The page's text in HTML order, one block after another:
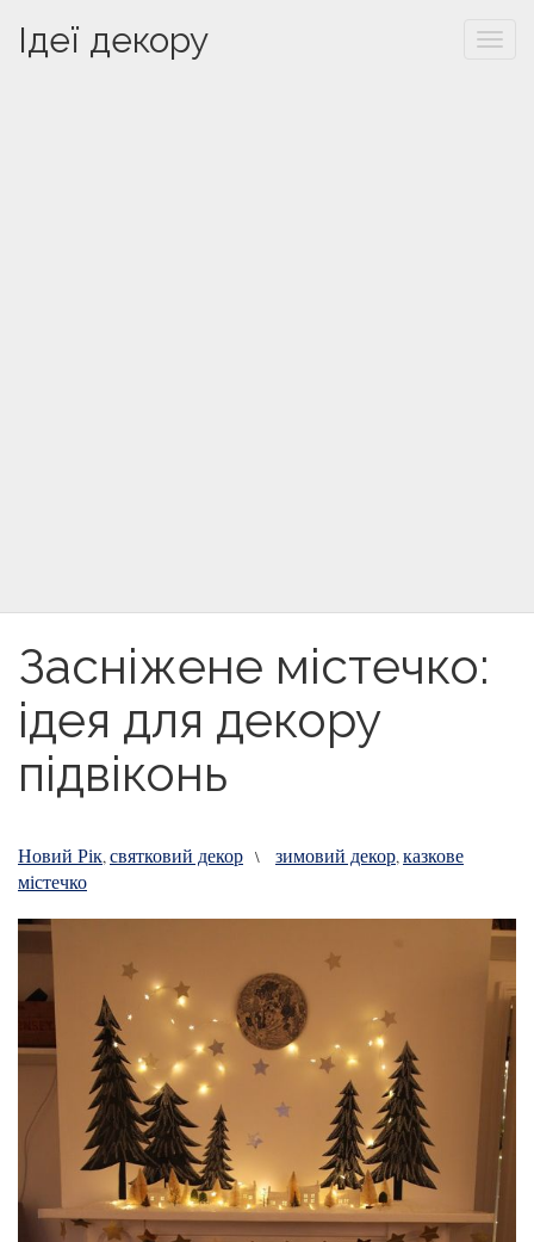
Ідеї декору
Засніжене містечко:
ідея для декору
підвіконь
Новий Рік,святковий декор \ зимовий декор,казкове
містечко